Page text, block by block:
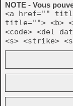
NOTE - Vous
<a href=""
title=""> <b>
<code> <del
<s> <strike>